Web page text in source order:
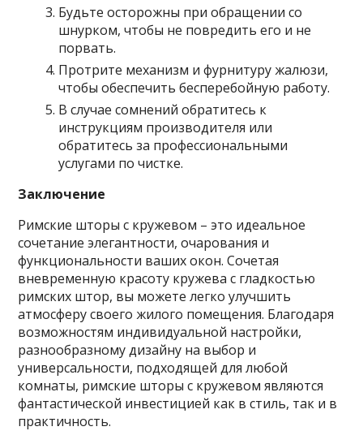
Будьте осторожны при обращении со
шнурком, чтобы не повредить его и не
порвать.
Протрите механизм и фурнитуру жалюзи,
чтобы обеспечить бесперебойную работу.
В случае сомнений обратитесь к
инструкциям производителя или
обратитесь за профессиональными
услугами по чистке.
Заключение
Римские шторы с кружевом – это идеальное
сочетание элегантности, очарования и
функциональности ваших окон. Сочетая
вневременную красоту кружева с гладкостью
римских штор, вы можете легко улучшить
атмосферу своего жилого помещения. Благодаря
возможностям индивидуальной настройки,
разнообразному дизайну на выбор и
универсальности, подходящей для любой
комнаты, римские шторы с кружевом являются
фантастической инвестицией как в стиль, так и в
практичность.